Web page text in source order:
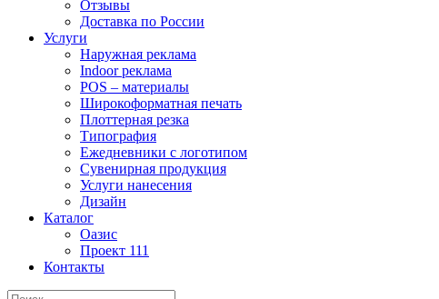
Отзывы
Доставка по России
Услуги
Наружная реклама
Indoor реклама
POS – материалы
Широкоформатная печать
Плоттерная резка
Типография
Ежедневники с логотипом
Сувенирная продукция
Услуги нанесения
Дизайн
Каталог
Оазис
Проект 111
Контакты